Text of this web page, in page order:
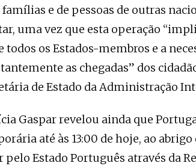
famílias e de pessoas de outras
uma vez que esta operação
todos os Estados-membros e a
as chegadas” dos
de Estado da Administração
Gaspar revelou ainda que
até às 13:00 de hoje, ao
pelo Estado Português através da